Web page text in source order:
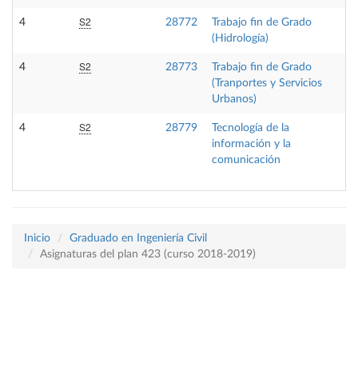
4 S2 28772
Trabajo fin de Grado
(Hidrología)
4 S2 28773
Trabajo fin de Grado
(Tranportes y Servicios
Urbanos)
4 S2 28779
Tecnología de la
información y la
comunicación
Inicio
Graduado en Ingeniería Civil
Asignaturas del plan 423 (curso 2018-2019)